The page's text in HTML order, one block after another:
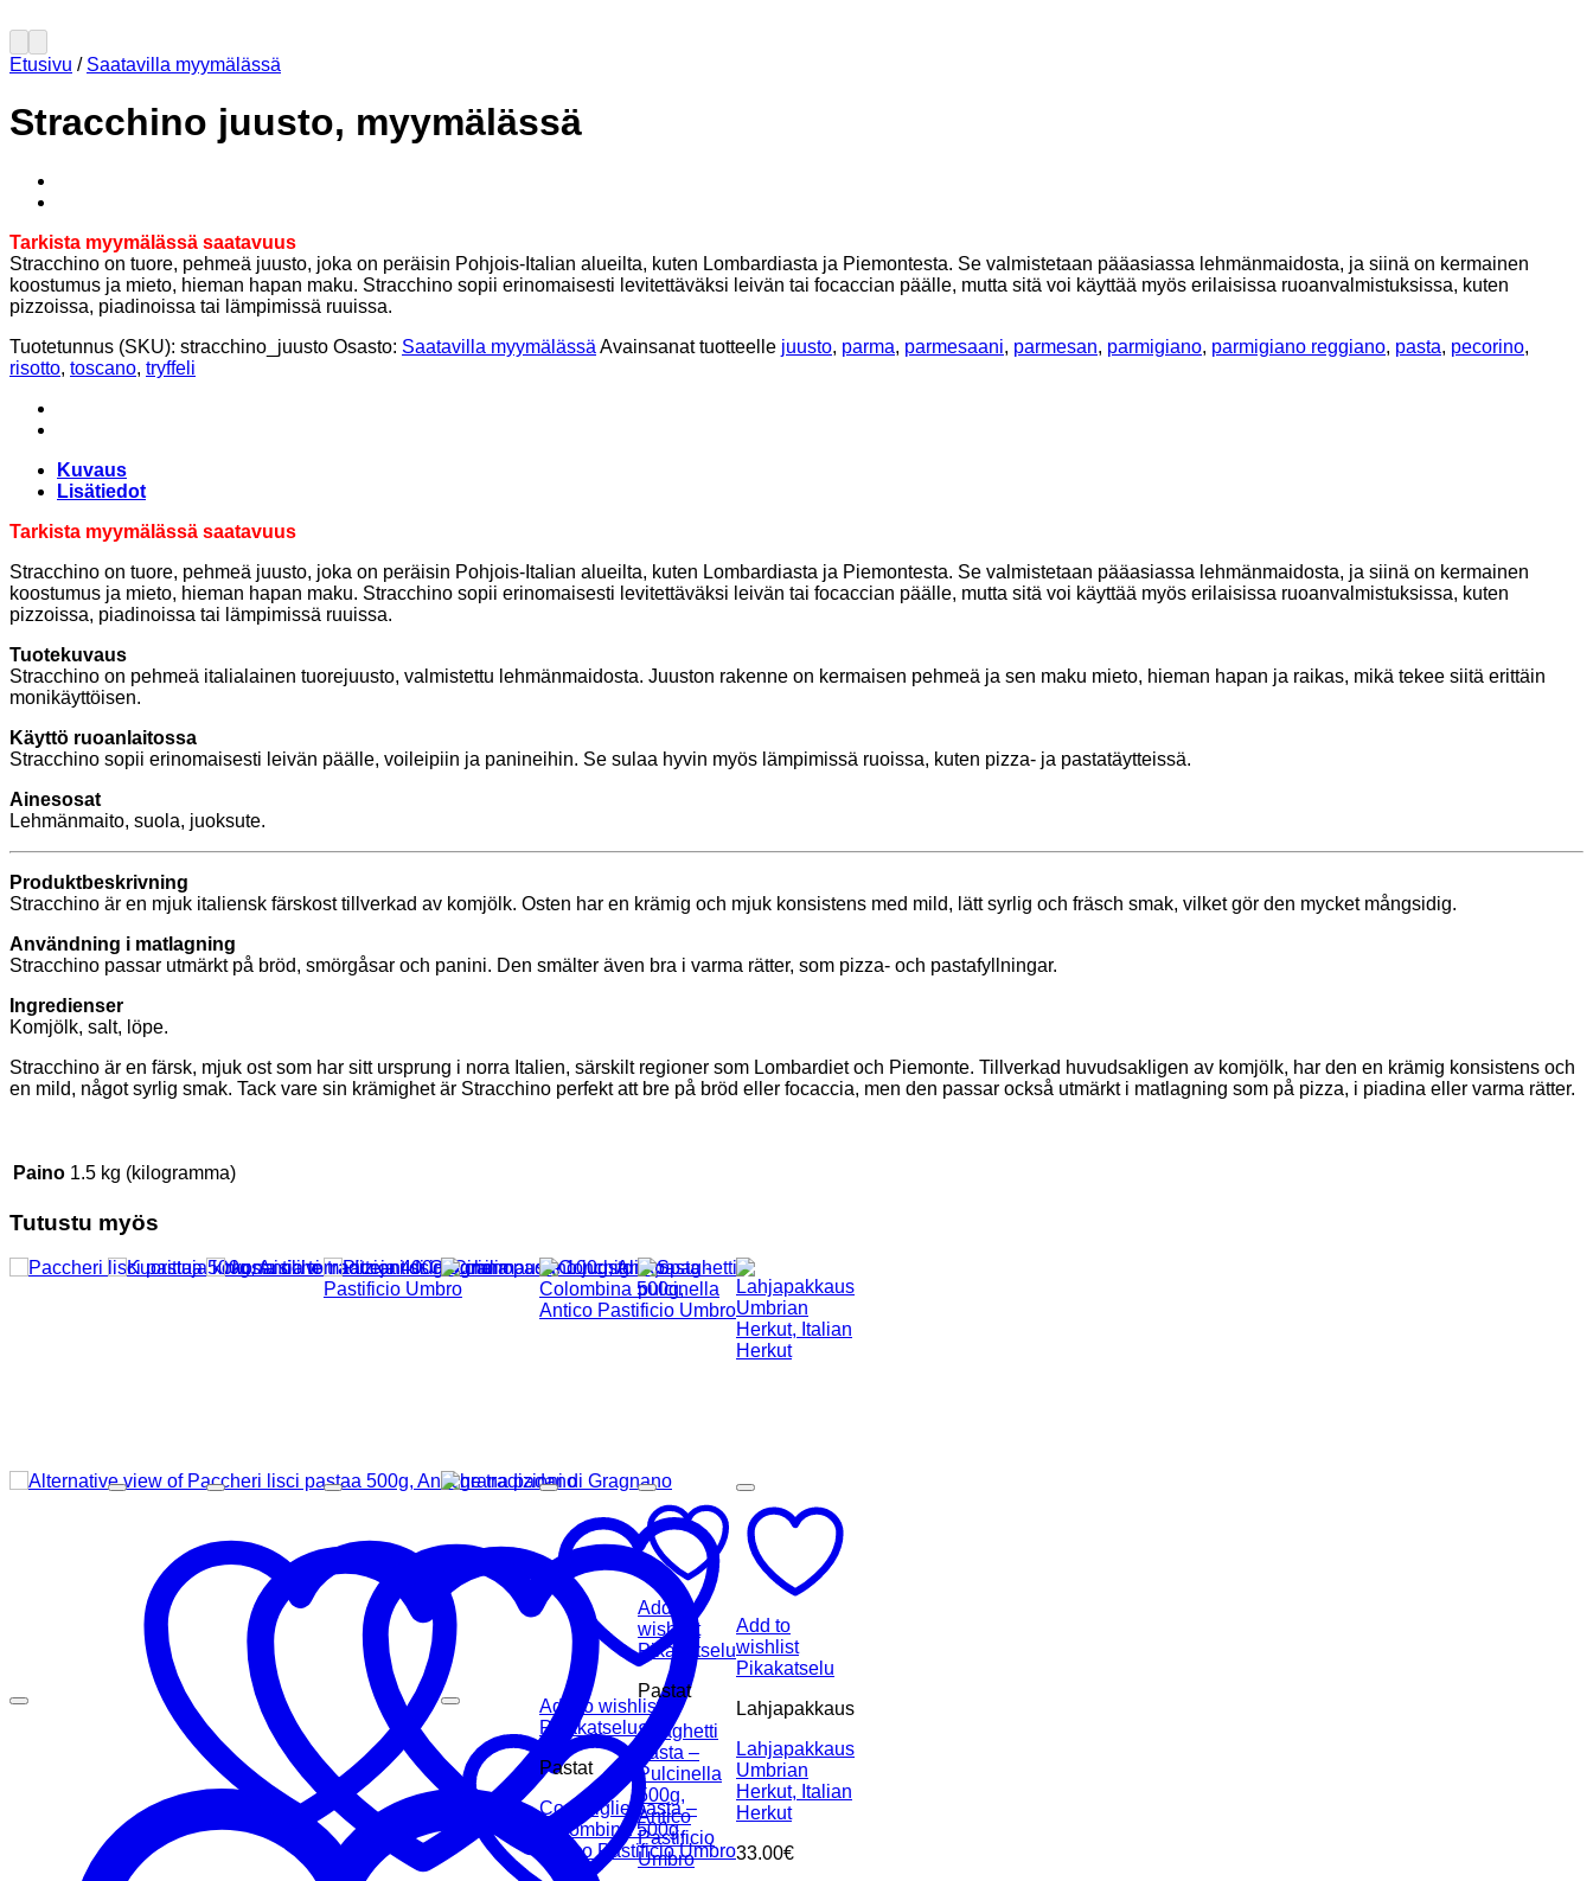
Etusivu / Saatavilla myymälässä
Stracchino juusto, myymälässä
Tarkista myymälässä saatavuus
Stracchino on tuore, pehmeä juusto, joka on peräisin Pohjois-Italian alueilta, kuten Lombardiasta ja Piemontesta. Se valmistetaan pääasiassa lehmänmaidosta, ja siinä on kermainen
koostumus ja mieto, hieman hapan maku. Stracchino sopii erinomaisesti levitettäväksi leivän tai focaccian päälle, mutta sitä voi käyttää myös erilaisissa ruoanvalmistuksissa, kuten
pizzoissa, piadinoissa tai lämpimissä ruuissa.
Tuotetunnus (SKU): stracchino_juusto Osasto: Saatavilla myymälässä Avainsanat tuotteelle juusto, parma, parmesaani, parmesan, parmigiano, parmigiano reggiano, pasta, pecorino,
risotto, toscano, tryffeli
Kuvaus
Lisätiedot
Tarkista myymälässä saatavuus
Stracchino on tuore, pehmeä juusto, joka on peräisin Pohjois-Italian alueilta, kuten Lombardiasta ja Piemontesta. Se valmistetaan pääasiassa lehmänmaidosta, ja siinä on kermainen
koostumus ja mieto, hieman hapan maku. Stracchino sopii erinomaisesti levitettäväksi leivän tai focaccian päälle, mutta sitä voi käyttää myös erilaisissa ruoanvalmistuksissa, kuten
pizzoissa, piadinoissa tai lämpimissä ruuissa.
Tuotekuvaus
Stracchino on pehmeä italialainen tuorejuusto, valmistettu lehmänmaidosta. Juuston rakenne on kermaisen pehmeä ja sen maku mieto, hieman hapan ja raikas, mikä tekee siitä erittäin
monikäyttöisen.
Käyttö ruoanlaitossa
Stracchino sopii erinomaisesti leivän päälle, voileipiin ja panineihin. Se sulaa hyvin myös lämpimissä ruoissa, kuten pizza- ja pastatäytteissä.
Ainesosat
Lehmänmaito, suola, juoksute.
Produktbeskrivning
Stracchino är en mjuk italiensk färskost tillverkad av komjölk. Osten har en krämig och mjuk konsistens med mild, lätt syrlig och fräsch smak, vilket gör den mycket mångsidig.
Användning i matlagning
Stracchino passar utmärkt på bröd, smörgåsar och panini. Den smälter även bra i varma rätter, som pizza- och pastafyllningar.
Ingredienser
Komjölk, salt, löpe.
Stracchino är en färsk, mjuk ost som har sitt ursprung i norra Italien, särskilt regioner som Lombardiet och Piemonte. Tillverkad huvudsakligen av komjölk, har den en krämig konsistens och
en mild, något syrlig smak. Tack vare sin krämighet är Stracchino perfekt att bre på bröd eller focaccia, men den passar också utmärkt i matlagning som på pizza, i piadina eller varma rätter.
Paino 1.5 kg (kilogramma)
Tutustu myös
Add to wishlist
Pikakatselu
Pastat
Conchiglie pasta –
Colombina 500g,
Antico Pastificio Umbro
Add to
wishlist
Pikakatselu
Pastat
Spaghetti
pasta –
Pulcinella
500g,
Antico
Pastificio
Umbro
Add to
wishlist
Pikakatselu
Lahjapakkaus
Lahjapakkaus
Umbrian
Herkut, Italian
Herkut
33.00€